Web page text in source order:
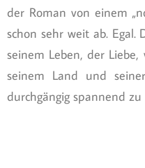
der Roman von einem
schon sehr weit ab. Egal.
seinem Leben, der
seinem Land und
durchgängig spannend zu